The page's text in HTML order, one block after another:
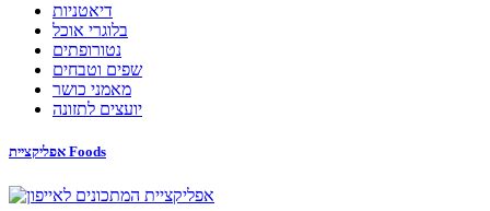
דיאטניות
בלוגרי אוכל
נטורופתים
שפים וטבחים
מאמני כושר
יועצים לתזונה
אפליקציית Foods